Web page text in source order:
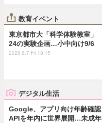
教育イベント
東京都市大「科学体験教室」
24の実験企画…小中向け9/6
2026.8.7 Fri 18:15
デジタル生活
Google、アプリ向け年齢確認
APIを年内に世界展開…未成年